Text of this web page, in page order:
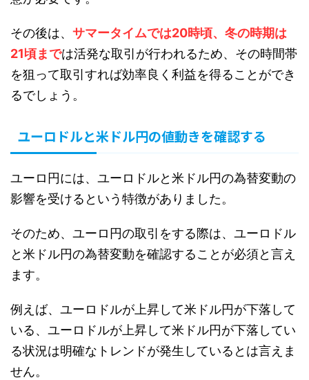
その後は、 サマータイムでは20時頃、冬の時期は
21頃までは活発な取引が行われるため、その時間帯
を狙って取引すれば効率良く利益を得ることができ
るでしょう。
ユーロドルと米ドル円の値動きを確認する
ユーロ円には、ユーロドルと米ドル円の為替変動の
影響を受けるという特徴がありました。
そのため、ユーロ円の取引をする際は、ユーロドル
と米ドル円の為替変動を確認することが必須と言え
ます。
例えば、ユーロドルが上昇して米ドル円が下落して
いる、ユーロドルが上昇して米ドル円が下落してい
る状況は明確なトレンドが発生しているとは言えま
せん。